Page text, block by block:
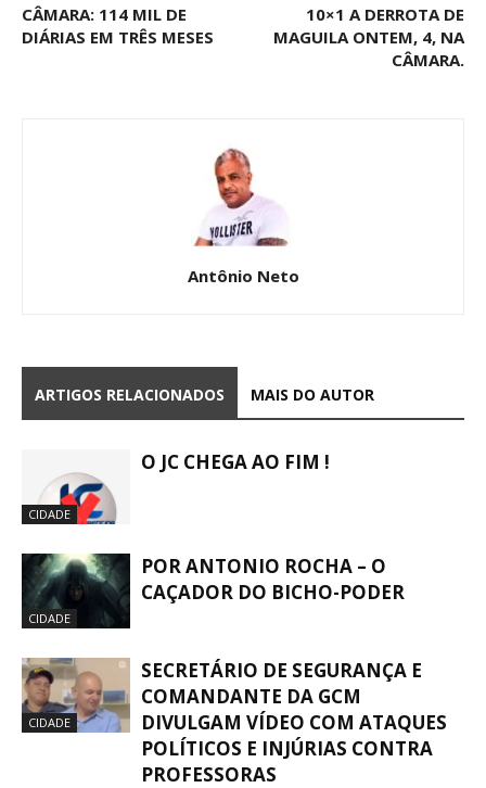
CÂMARA: 114 MIL DE
DIÁRIAS EM TRÊS MESES
10×1 A DERROTA DE
MAGUILA ONTEM, 4, NA
CÂMARA.
Antônio Neto
ARTIGOS RELACIONADOS MAIS DO AUTOR
CIDADE
O JC CHEGA AO FIM !
CIDADE
POR ANTONIO ROCHA – O
CAÇADOR DO BICHO-PODER
CIDADE
SECRETÁRIO DE SEGURANÇA E
COMANDANTE DA GCM
DIVULGAM VÍDEO COM ATAQUES
POLÍTICOS E INJÚRIAS CONTRA
PROFESSORAS